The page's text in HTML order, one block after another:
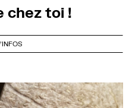
chez toi !